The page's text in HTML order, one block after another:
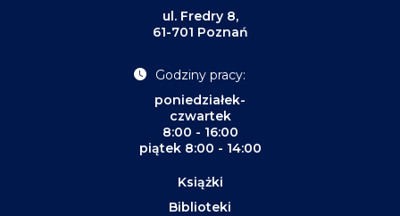
ul. Fredry 8,
61-701 Poznań
Godziny pracy:
poniedziałek-
czwartek
8:00 - 16:00
piątek 8:00 - 14:00
Książki
Biblioteki